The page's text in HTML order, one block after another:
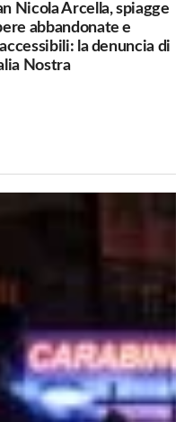
Nicola Arcella, spiagge
abbandonate e
la denuncia di
Nostra